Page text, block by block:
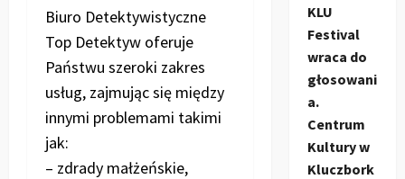
Biuro Detektywistyczne
Top Detektyw oferuje
Państwu szeroki zakres
usług, zajmując się między
innymi problemami takimi
jak:
– zdrady małżeńskie,
KLU
Festival
wraca do
głosowani
a.
Centrum
Kultury w
Kluczbork